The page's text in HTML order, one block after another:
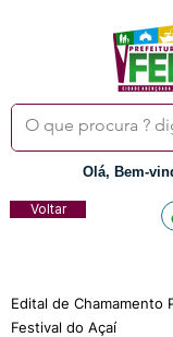
Olá, Bem-
Voltar
Edital de Chamamento
Festival do Açaí